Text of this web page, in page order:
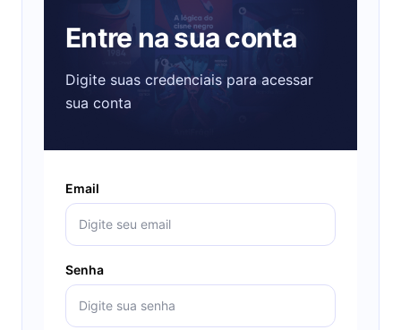
Entre na sua conta
Digite suas credenciais para acessar
sua conta
Email
Senha